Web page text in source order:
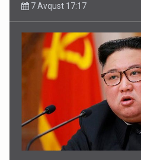
7 Avqust 17:17